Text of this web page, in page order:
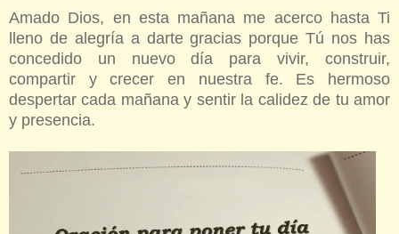
Amado Dios, en esta mañana me acerco hasta Ti
lleno de alegría a darte gracias porque Tú nos has
concedido un nuevo día para vivir, construir,
compartir y crecer en nuestra fe. Es hermoso
despertar cada mañana y sentir la calidez de tu amor
y presencia.